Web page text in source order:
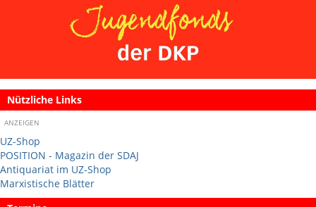
Nützliche Links
ANZEIGEN
UZ-Shop
POSITION - Magazin der SDAJ
Antiquariat im UZ-Shop
Marxistische Blätter